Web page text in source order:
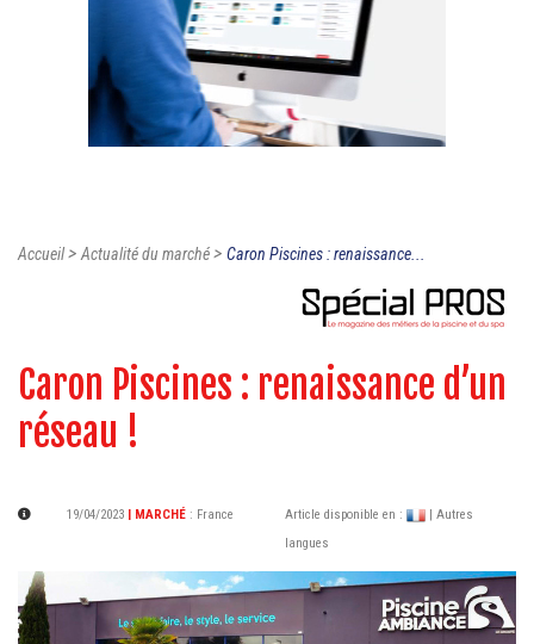
Accueil>Actualité du marché> Caron Piscines : renaissance...
Caron Piscines : renaissance d’un
réseau !
19/04/2023 | MARCHÉ : France Article disponible en :
| Autres
langues